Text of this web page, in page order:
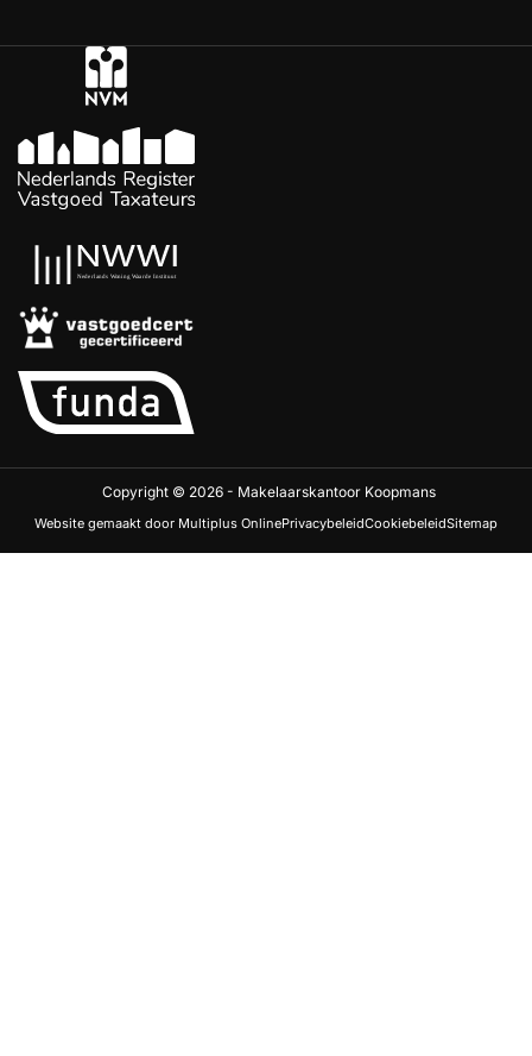
Copyright © 2026 - Makelaarskantoor Koopmans
Website gemaakt door Multiplus OnlinePrivacybeleidCookiebeleidSitemap